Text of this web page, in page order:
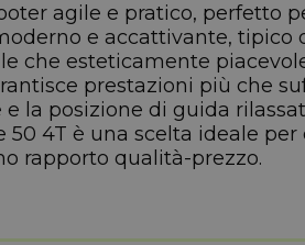
agile e pratico, perfetto
e accattivante, tipico
che esteticamente
prestazioni più che
la posizione di guida
50 4T è una scelta ideale
rapporto qualità-prezzo.